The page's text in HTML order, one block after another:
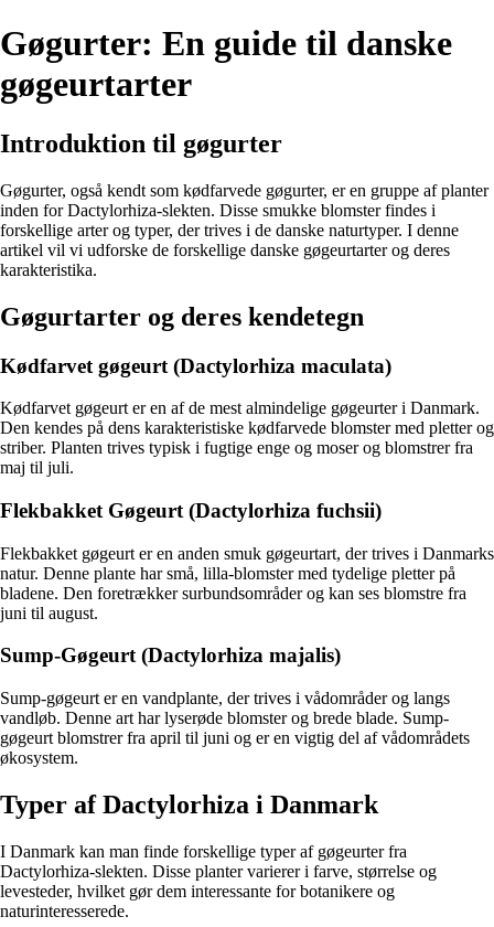
Gøgurter: En guide til danske
gøgeurtarter
Introduktion til gøgurter
Gøgurter, også kendt som kødfarvede gøgurter, er en gruppe af planter
inden for Dactylorhiza-slekten. Disse smukke blomster findes i
forskellige arter og typer, der trives i de danske naturtyper. I denne
artikel vil vi udforske de forskellige danske gøgeurtarter og deres
karakteristika.
Gøgurtarter og deres kendetegn
Kødfarvet gøgeurt (Dactylorhiza maculata)
Kødfarvet gøgeurt er en af de mest almindelige gøgeurter i Danmark.
Den kendes på dens karakteristiske kødfarvede blomster med pletter og
striber. Planten trives typisk i fugtige enge og moser og blomstrer fra
maj til juli.
Flekbakket Gøgeurt (Dactylorhiza fuchsii)
Flekbakket gøgeurt er en anden smuk gøgeurtart, der trives i Danmarks
natur. Denne plante har små, lilla-blomster med tydelige pletter på
bladene. Den foretrækker surbundsområder og kan ses blomstre fra
juni til august.
Sump-Gøgeurt (Dactylorhiza majalis)
Sump-gøgeurt er en vandplante, der trives i vådområder og langs
vandløb. Denne art har lyserøde blomster og brede blade. Sump-
gøgeurt blomstrer fra april til juni og er en vigtig del af vådområdets
økosystem.
Typer af Dactylorhiza i Danmark
I Danmark kan man finde forskellige typer af gøgeurter fra
Dactylorhiza-slekten. Disse planter varierer i farve, størrelse og
levesteder, hvilket gør dem interessante for botanikere og
naturinteresserede.